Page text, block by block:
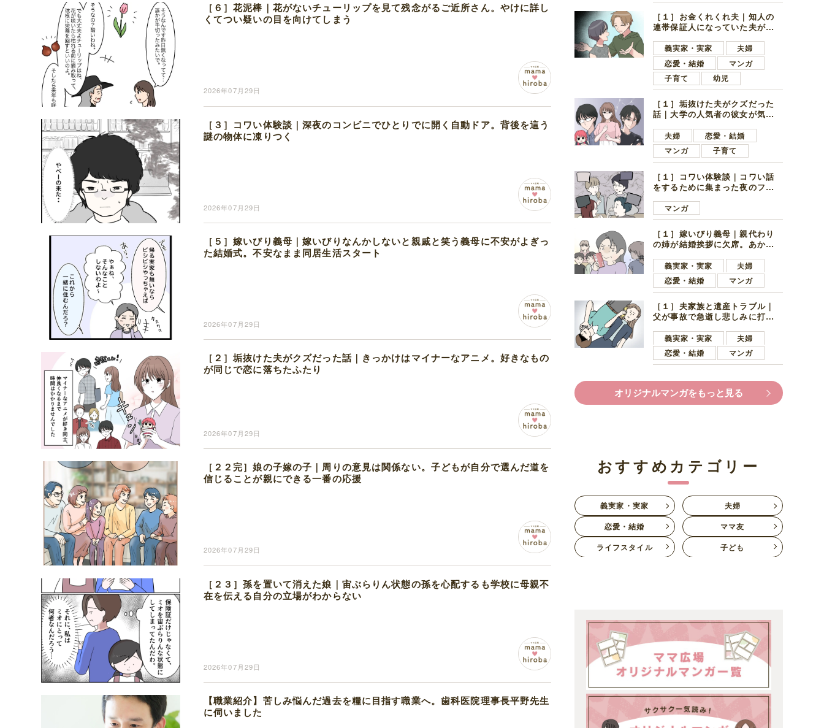
［６］花泥棒｜花がないチューリップを見て残念がるご近所さん。やけに詳し
くてつい疑いの目を向けてしまう
2026年07月29日
［３］コワい体験談｜深夜のコンビニでひとりでに開く自動ドア。背後を這う
謎の物体に凍りつく
2026年07月29日
［５］嫁いびり義母｜嫁いびりなんかしないと親戚と笑う義母に不安がよぎっ
た結婚式。不安なまま同居生活スタート
2026年07月29日
［２］垢抜けた夫がクズだった話｜きっかけはマイナーなアニメ。好きなもの
が同じで恋に落ちたふたり
2026年07月29日
［２２完］娘の子嫁の子｜周りの意見は関係ない。子どもが自分で選んだ道を
信じることが親にできる一番の応援
2026年07月29日
［２３］孫を置いて消えた娘｜宙ぶらりん状態の孫を心配するも学校に母親不
在を伝える自分の立場がわからない
2026年07月29日
【職業紹介】苦しみ悩んだ過去を糧に目指す職業へ。歯科医院理事長平野先生
に伺いました
［１］お金くれくれ夫｜知人の
連帯保証人になっていた夫が家
言ってきた
義実家・実家
夫婦
恋愛・結婚
マンガ
子育て
幼児
［１］垢抜けた夫がクズだった
話｜大学の人気者の彼女が気に
子学生
夫婦
恋愛・結婚
マンガ
子育て
［１］コワい体験談｜コワい話
をするために集まった夜のファ
好きの男の子ママ
マンガ
［１］嫁いびり義母｜親代わり
の姉が結婚挨拶に欠席。あから
義実家・実家
夫婦
恋愛・結婚
マンガ
［１］夫家族と遺産トラブル｜
父が事故で急逝し悲しみに打ち
ます夫
義実家・実家
夫婦
恋愛・結婚
マンガ
オリジナルマンガをもっと見る
おすすめカテゴリー
義実家・実家
夫婦
恋愛・結婚
ママ友
ライフスタイル
子ども